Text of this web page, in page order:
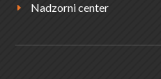
E Nadzorni center